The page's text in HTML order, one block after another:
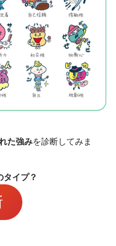
た強みを診断してみま
タイプ？